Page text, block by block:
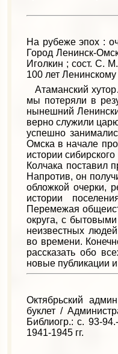
На рубеже эпох :
Город Ленинск-
Иголкин ; сост. С.
100 лет Ленинскому
Атаманский
мы потеряли в
нынешний
верно служили
успешно
Омска в начале
истории
Колчака поставил
Напротив, он
обложкой очерки,
истории
Перемежая
округа, с
неизвестных
во времени.
рассказать обо
новые публикации
Октябрьский
буклет /
Библиогр.: с. 93-
1941-1945 гг.